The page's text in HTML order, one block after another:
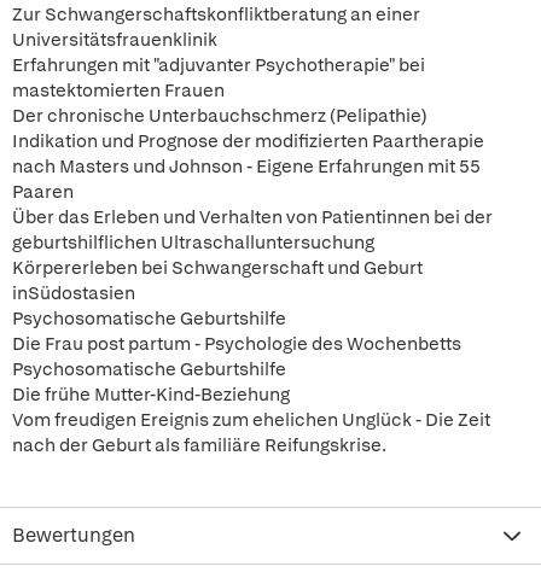
Zur Schwangerschaftskonfliktberatung an einer
Universitätsfrauenklinik
Erfahrungen mit "adjuvanter Psychotherapie" bei
mastektomierten Frauen
Der chronische Unterbauchschmerz (Pelipathie)
Indikation und Prognose der modifizierten Paartherapie
nach Masters und Johnson - Eigene Erfahrungen mit 55
Paaren
Über das Erleben und Verhalten von Patientinnen bei der
geburtshilflichen Ultraschalluntersuchung
Körpererleben bei Schwangerschaft und Geburt
inSüdostasien
Psychosomatische Geburtshilfe
Die Frau post partum - Psychologie des Wochenbetts
Psychosomatische Geburtshilfe
Die frühe Mutter-Kind-Beziehung
Vom freudigen Ereignis zum ehelichen Unglück - Die Zeit
nach der Geburt als familiäre Reifungskrise.
Bewertungen